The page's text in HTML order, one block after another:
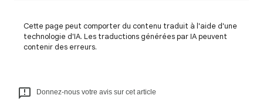
Cette page peut comporter du contenu traduit à l'aide d'une
technologie d'IA. Les traductions générées par IA peuvent
contenir des erreurs.
Donnez-nous votre avis sur cet article